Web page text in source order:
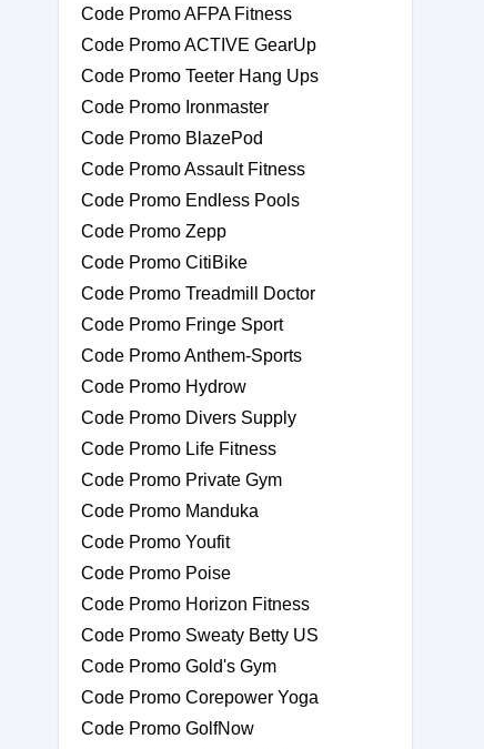
Code Promo AFPA Fitness
Code Promo ACTIVE GearUp
Code Promo Teeter Hang Ups
Code Promo Ironmaster
Code Promo BlazePod
Code Promo Assault Fitness
Code Promo Endless Pools
Code Promo Zepp
Code Promo CitiBike
Code Promo Treadmill Doctor
Code Promo Fringe Sport
Code Promo Anthem-Sports
Code Promo Hydrow
Code Promo Divers Supply
Code Promo Life Fitness
Code Promo Private Gym
Code Promo Manduka
Code Promo Youfit
Code Promo Poise
Code Promo Horizon Fitness
Code Promo Sweaty Betty US
Code Promo Gold's Gym
Code Promo Corepower Yoga
Code Promo GolfNow